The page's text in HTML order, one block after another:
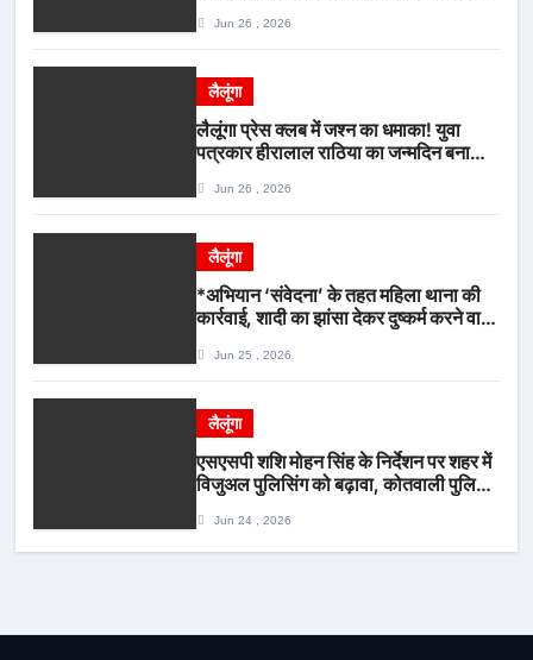
गिरफ्तार*
Jun 26 , 2026
लैलूंगा
लैलूंगा प्रेस क्लब में जश्न का धमाका! युवा
पत्रकार हीरालाल राठिया का जन्मदिन बना
स्वरJun 26 , 2026
लैलूंगा
*अभियान ‘संवेदना’ के तहत महिला थाना की
कार्रवाई, शादी का झांसा देकर दुष्कर्म करने वाला
Jun 25 , 2026
लैलूंगा
एसएसपी शशि मोहन सिंह के निर्देशन पर शहर में
विजुअल पुलिसिंग को बढ़ावा, कोतवाली पुलिस
Jun 24 , 2026